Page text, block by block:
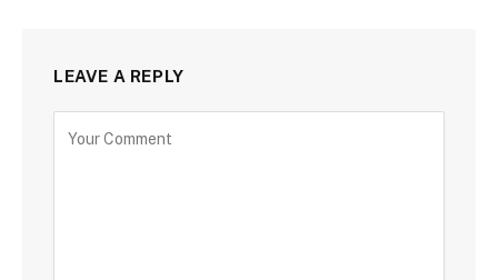
LEAVE A REPLY